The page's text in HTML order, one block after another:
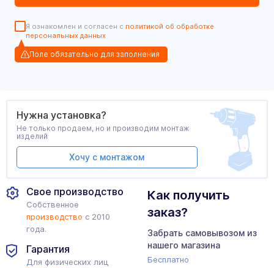
Я ознакомлен и согласен с политикой об обработке
персональных данных
Поле обязательно для заполнения
Свое производство
Собственное
производство с 2010
года.
Гарантия
Для физических лиц
Как получить
заказ?
Забрать самовывозом из
нашего магазина
Бесплатно
Нужна установка?
Не только продаем, но и производим монтаж
изделий
Хочу с монтажом